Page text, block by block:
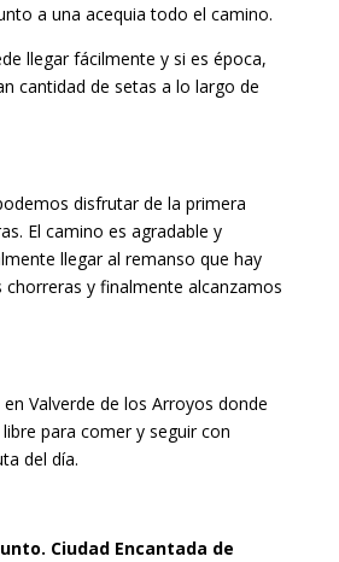
a una acequia todo el camino.
llegar fácilmente y si es época,
cantidad de setas a lo largo de
disfrutar de la primera
El camino es agradable y
llegar al remanso que hay
y finalmente alcanzamos
Valverde de los Arroyos donde
para comer y seguir con
del día.
Ciudad Encantada de